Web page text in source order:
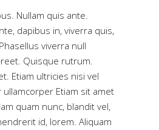
Nullam quis ante.
dapibus in, viverra quis,
viverra null
Quisque rutrum.
Etiam ultricies nisi vel
ullamcorper Etiam sit amet
quam nunc, blandit vel,
id, lorem. Aliquam